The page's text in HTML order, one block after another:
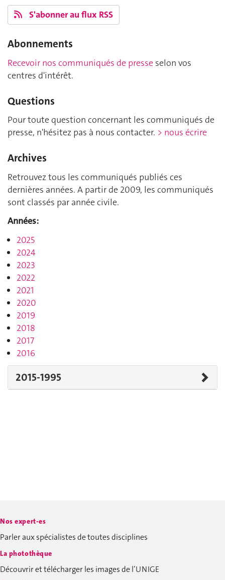
S'abonner au flux RSS
Abonnements
Recevoir nos communiqués de presse selon vos
centres d'intérêt.
Questions
Pour toute question concernant les communiqués de
presse, n'hésitez pas à nous contacter. > nous écrire
Archives
Retrouvez tous les communiqués publiés ces
dernières années. A partir de 2009, les communiqués
sont classés par année civile.
Années:
2025
2024
2023
2022
2021
2020
2019
2018
2017
2016
2015-1995
Nos expert-es
Parler aux spécialistes de toutes disciplines
La photothèque
Découvrir et télécharger les images de l’UNIGE